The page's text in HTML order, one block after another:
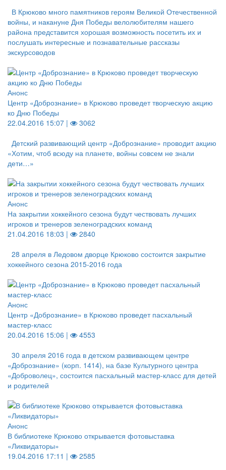
В Крюково много памятников героям Великой Отечественной
войны, и накануне Дня Победы велолюбителям нашего
района представится хорошая возможность посетить их и
послушать интересные и познавательные рассказы
экскурсоводов
Анонс
Центр «Добрознание» в Крюково проведет творческую акцию
ко Дню Победы
22.04.2016 15:07 |
3062
Детский развивающий центр «Добрознание» проводит акцию
«Хотим, чтоб всюду на планете, войны совсем не знали
дети…»
Анонс
На закрытии хоккейного сезона будут чествовать лучших
игроков и тренеров зеленоградских команд
21.04.2016 18:03 |
2840
28 апреля в Ледовом дворце Крюково состоится закрытие
хоккейного сезона 2015-2016 года
Анонс
Центр «Добрознание» в Крюково проведет пасхальный
мастер-класс
20.04.2016 15:06 |
4553
30 апреля 2016 года в детском развивающем центре
«Добрознание» (корп. 1414), на базе Культурного центра
«Доброволец», состоится пасхальный мастер-класс для детей
и родителей
Анонс
В библиотеке Крюково открывается фотовыставка
«Ликвидаторы»
19.04.2016 17:11 |
2585